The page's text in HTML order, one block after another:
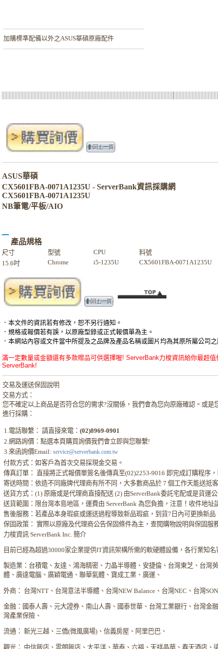
加購標準配備以外之ASUS華碩原廠配件
ASUS華碩
CX5601FBA-0071A1235U - ServerBank資訊採購網
CX5601FBA-0071A1235U
NB筆電/平板/AIO
產品規格
尺寸 型號 CPU
料號
15.6吋
Chrome i5-1235U CX5601FBA-0071A1235U
．本文件的資訊若有修改，恕不另行通知。
．規格或報價若有誤，以原廠型錄或正式報價單為主。
．本網站內容或文件當中所提及之品牌及產品名稱或圖片均為其原所屬公司
滿一定數量或金額還有多款贈品可供選擇喔! ServerBank力梭資訊給你最超
ServerBank!
交易及運送保固說明
交易方式：
您不確定以上商品是否符合您的需求?沒關係，我們會為您向原廠確認。或
進行採購：
1.電話聯繫： 請直接來電：(02)8969-0901
2.網路詢價：點選本頁購買詢價我們會立即與您聯繫!
3.來函詢價Email: service@serverbank.com.tw
付款方式：如客戶為首次交易採現金交易。
傳真訂單： 直接將正式報價單簽名後傳真至(02)2253-9016 即完成訂購程序
寄送時間：依造不同廠牌代理商有所不同，大多數商品於 7 個工作天能送抵
送貨方式：(1) 原廠或是代理商直接配送 (2) 由ServerBank委託宅配或是貨運
送貨範圍：限台灣本島地區，運費由 ServerBank 為您負擔，注意！收件地址
售後服務：若產品本身瑕疵或運送過程導致新品瑕疵，到貨7日內可更換新品
保固政策： 實際以原廠及代理商公告保固條件為主，查閱購物說明與保固服
力梭資訊 ServerBank Inc. 簡介
目前已經為超過30000家企業提供IT資訊架構所需的軟硬體設備，各行業知名
製造業：台積電、友達、鴻海精密、力晶半導體、安捷倫、台灣東芝、台
體、廣達電腦、廣穎電通、聯華氣體、寶成工業、廣運、
外商： 台灣NTT、台灣意法半導體、台灣NEW Balance、台灣NEC、台灣
金融：國泰人壽、元大證券、南山人壽、國泰世華、台灣工業銀行、台灣
灣產業保險、
流通： 新光三越、三僑(微風廣場)、信義房屋、阿里巴巴、
觀光： 中信飯店、雲朗飯店、太平洋、華泰、六福、天祥晶華、春天酒店、